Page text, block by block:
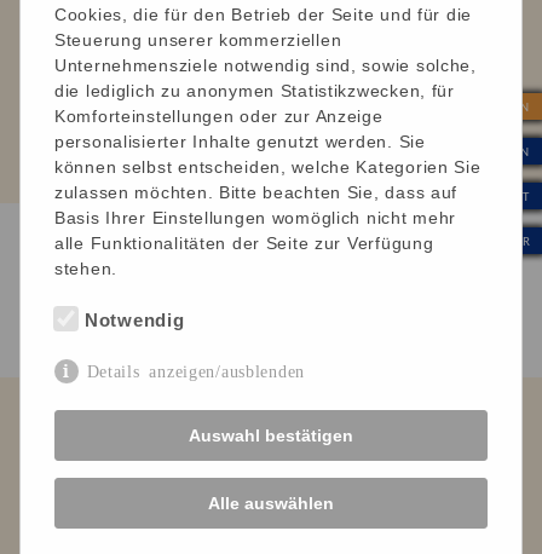
Nicole, arbeitet als Hausleitung:
„Es ist unglaublich, was wir mit unseren
Bewohnerinnen und Bewohnern alles machen. Das ist
viel mehr als ‚nur‘ Arbeit. Das ist Wertschätzung,
soziale und gesellschaftliche Teilhabe, gelebte
Inklusion.“
| SPENDEN
| INTERN
| KONTAKT
| WERTE & KULTUR
Detaillierte Infos und Bewerbung
Leben mit Behinderung Ortenau e. V.
Verein für Menschen mit
Körper- und Mehrfachbehinderung
Impressum
Cookies, die für den Betrieb der Seite und für die
Steuerung unserer kommerziellen
Unternehmensziele notwendig sind, sowie solche,
die lediglich zu anonymen Statistikzwecken, für
Komforteinstellungen oder zur Anzeige
personalisierter Inhalte genutzt werden. Sie
können selbst entscheiden, welche Kategorien Sie
zulassen möchten. Bitte beachten Sie, dass auf
Basis Ihrer Einstellungen womöglich nicht mehr
alle Funktionalitäten der Seite zur Verfügung
stehen.
Notwendig
Details anzeigen/ausblenden
Auswahl bestätigen
Alle auswählen